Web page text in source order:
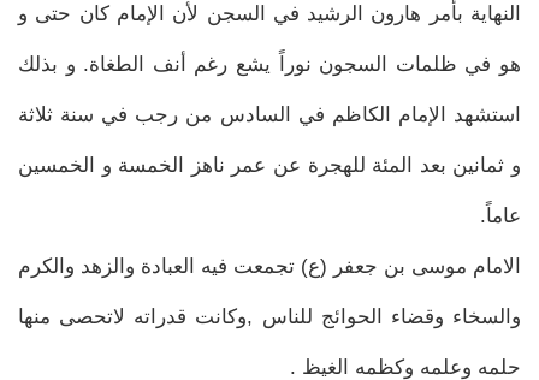
النهاية بأمر هارون الرشيد في السجن لأن الإمام كان حتى و
هو في ظلمات السجون نوراً يشع رغم أنف الطغاة. و بذلك
استشهد الإمام الكاظم في السادس من رجب في سنة ثلاثة
و ثمانين بعد المئة للهجرة عن عمر ناهز الخمسة و الخمسين
عاماً.
الامام موسى بن جعفر (ع) تجمعت فيه العبادة والزهد والكرم
والسخاء وقضاء الحوائج للناس ,وكانت قدراته لاتحصى منها
حلمه وعلمه وكظمه الغيظ .